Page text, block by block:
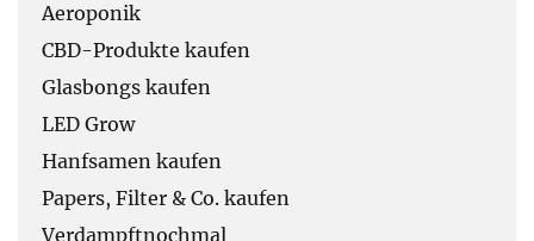
Aeroponik
CBD-Produkte kaufen
Glasbongs kaufen
LED Grow
Hanfsamen kaufen
Papers, Filter & Co. kaufen
Verdampftnochmal